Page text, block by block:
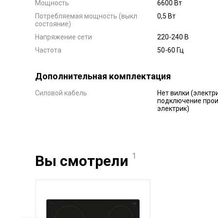
Мощность
6600 Вт
Потребляемая мощность (выкл
состояние)
0,5 Вт
Напряжение сети
220-240 В
Частота
50-60 Гц
Дополнительная комплектация
Силовой кабель
Нет вилки
подключение
электрик)
Вы смотрели 1